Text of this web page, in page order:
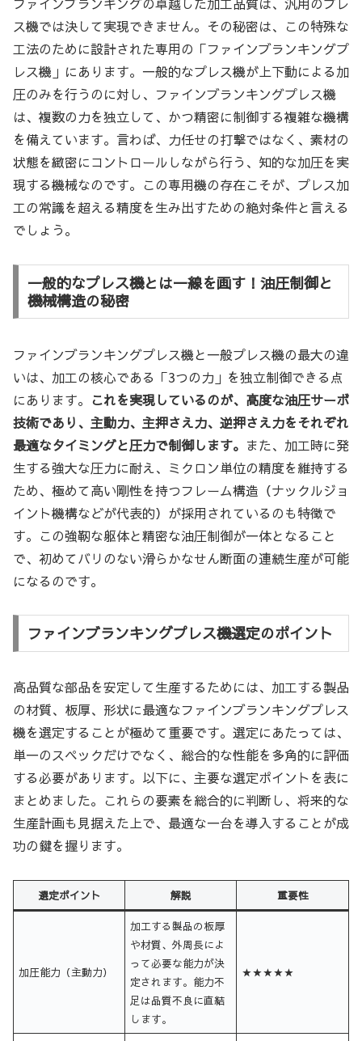
ス機では決して実現できません。その秘密は、この特殊な
工法のために設計された専用の「ファインブランキングプ
レス機」にあります。一般的なプレス機が上下動による加
圧のみを行うのに対し、ファインブランキングプレス機
は、複数の力を独立して、かつ精密に制御する複雑な機構
を備えています。言わば、力任せの打撃ではなく、素材の
状態を緻密にコントロールしながら行う、知的な加圧を実
現する機械なのです。この専用機の存在こそが、プレス加
工の常識を超える精度を生み出すための絶対条件と言える
でしょう。
一般的なプレス機とは一線を画す！油圧制御と
機械構造の秘密
ファインブランキングプレス機と一般プレス機の最大の違
いは、加工の核心である「3つの力」を独立制御できる点
にあります。 これを実現しているのが、高度な油圧サーボ
技術であり、主動力、主押さえ力、逆押さえ力をそれぞれ
最適なタイミングと圧力で制御します。 また、加工時に発
生する強大な圧力に耐え、ミクロン単位の精度を維持する
ため、極めて高い剛性を持つフレーム構造（ナックルジョ
イント機構などが代表的）が採用されているのも特徴で
す。この強靭な躯体と精密な油圧制御が一体となること
で、初めてバリのない滑らかなせん断面の連続生産が可能
になるのです。
ファインブランキングプレス機選定のポイント
高品質な部品を安定して生産するためには、加工する製品
の材質、板厚、形状に最適なファインブランキングプレス
機を選定することが極めて重要です。選定にあたっては、
単一のスペックだけでなく、総合的な性能を多角的に評価
する必要があります。以下に、主要な選定ポイントを表に
まとめました。これらの要素を総合的に判断し、将来的な
生産計画も見据えた上で、最適な一台を導入することが成
功の鍵を握ります。
選定ポイント 解説 重要性
加圧能力（主動力）
加工する製品の板厚
や材質、外周長によ
って必要な能力が決
定されます。能力不
足は品質不良に直結
します。
★★★★★